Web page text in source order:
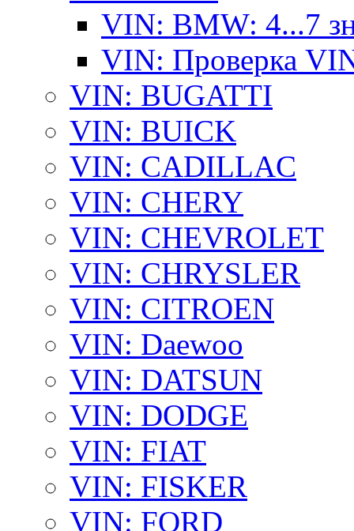
VIN: BMW: 4...7
VIN: Проверка
VIN: BUGATTI
VIN: BUICK
VIN: CADILLAC
VIN: CHERY
VIN: CHEVROLET
VIN: CHRYSLER
VIN: CITROEN
VIN: Daewoo
VIN: DATSUN
VIN: DODGE
VIN: FIAT
VIN: FISKER
VIN: FORD